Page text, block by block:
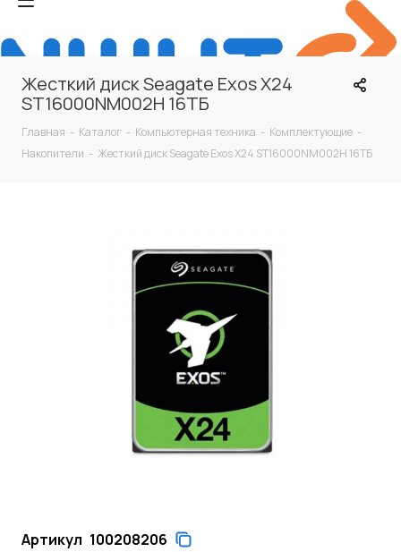
Жесткий диск Seagate Exos X24
ST16000NM002H 16ТБ
Главная - Каталог - Компьютерная техника - Комплектующие -
Накопители - Жесткий диск Seagate Exos X24 ST16000NM002H 16ТБ
Артикул 100208206